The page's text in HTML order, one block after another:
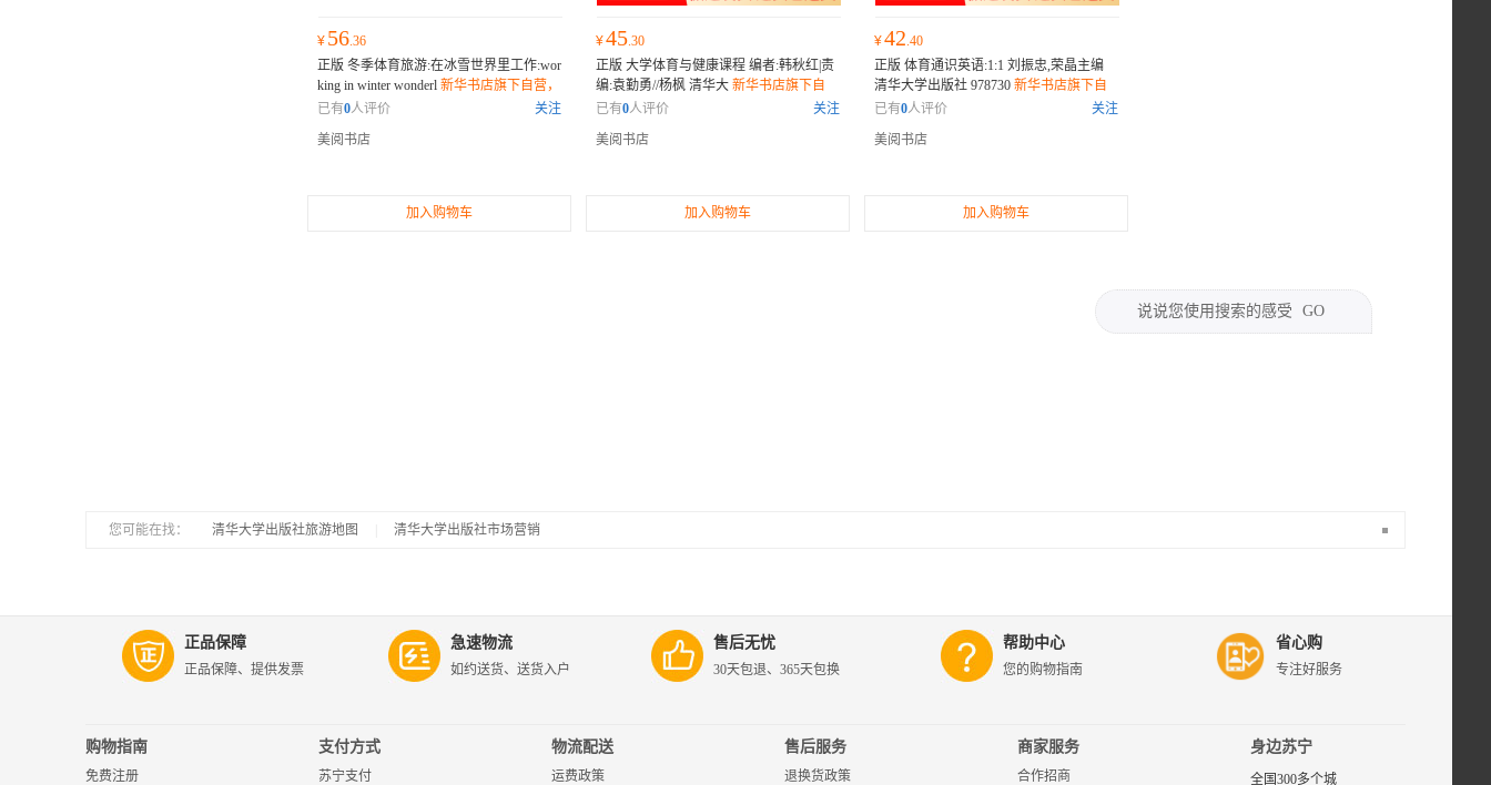
¥ 56.36
正版 冬季体育旅游:在冰雪世界里工作:wor
king in winter wonderl 新华书店旗下自营，
正版全新
已有0人评价
关注
美阅书店
加入购物车
¥45.30
正版 大学体育与健康课程 编者:韩秋红|责
编:袁勤勇//杨枫 清华大 新华书店旗下自
营，正版全新
已有0人评价
关注
美阅书店
加入购物车
¥42.40
正版 体育通识英语:1:1 刘振忠,荣晶主编
清华大学出版社 978730 新华书店旗下自
营，正版全新
已有0人评价
关注
美阅书店
加入购物车
说说您使用搜索的感受 GO
您可能在找： 清华大学出版社旅游地图 清华大学出版社市场营销
为您提供清华大
正品保障
正品保障、提供发票
急速物流
如约送货、送货入户
售后无忧
30天包退、365天包换
帮助中心
您的购物指南
省心购
专注好服务
购物指南
免费注册
支付方式
苏宁支付
物流配送
运费政策
售后服务
退换货政策
商家服务
合作招商
身边苏宁
全国300多个城